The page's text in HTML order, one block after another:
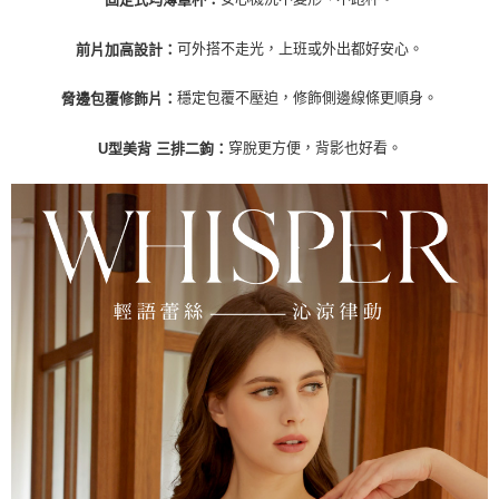
前片加高設計： 可外搭不走光，上班或外出都好安心。
脅邊包覆修飾片： 穩定包覆不壓迫，修飾側邊線條更順身。
U型美背 三排二鉤： 穿脫更方便，背影也好看。